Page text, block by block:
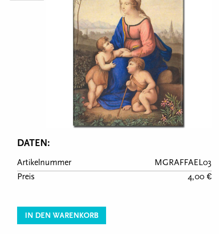
DATEN:
Artikelnummer
MGRAFFAEL03
Preis
4,00 €
IN DEN WARENKORB